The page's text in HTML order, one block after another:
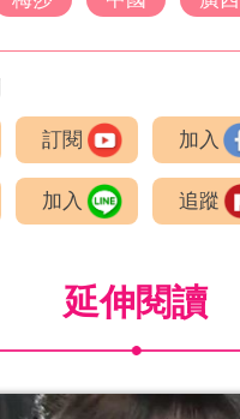
訂閱 加入
加入 追蹤
延伸閱讀